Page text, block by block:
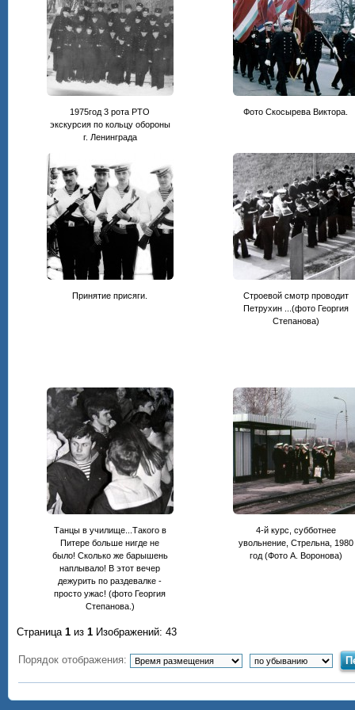
1975год 3 рота РТО
экскурсия по кольцу обороны
г. Ленинграда
Фото Скосырева Виктора.
Принятие присяги.
Строевой смотр проводит
Петрухин ...(фото Георгия
Степанова)
Танцы в училище...Такого в
Питере больше нигде не
было! Сколько же барышень
наплывало! В этот вечер
дежурить по раздевалке -
просто ужас! (фото Георгия
Степанова.)
4-й курс, субботнее
увольнение, Стрельна, 1980
год (Фото А. Воронова)
Страница 1 из 1 Изображений: 43
Порядок отображения: